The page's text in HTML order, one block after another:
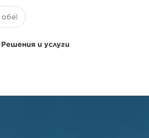
Решения и услуги